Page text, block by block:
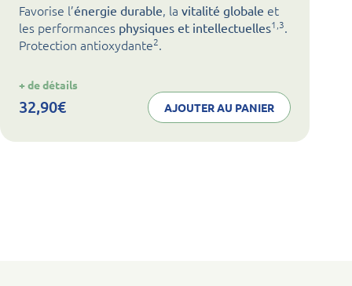
Favorise l’énergie durable, la vitalité globale et
les performances physiques et intellectuelles1,3.
Protection antioxydante2.
+ de détails
32,90€ AJOUTER AU PANIER